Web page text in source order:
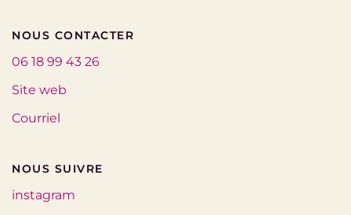
NOUS CONTACTER
06 18 99 43 26
Site web
Courriel
NOUS SUIVRE
instagram